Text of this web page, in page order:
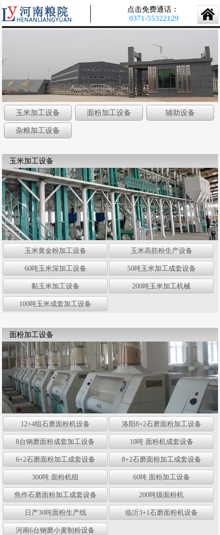
点击免费通话：
0371-55322129
玉米加工设备 面粉加工设备 辅助设备
杂粮加工设备
玉米加工设备
玉米黄金粉加工设备 玉米高筋粉生产设备
60吨玉米深加工设备 50吨玉米加工成套设备
黏玉米加工设备 200吨玉米加工机械
100吨玉米成套加工设备
面粉加工设备
12+4组石磨面粉机设备 洛阳8+2石磨面粉加工设备
8台钢磨面粉成套加工设备 10吨 面粉机成套设备
6+2石磨面粉加工成套设备 8+2石磨面粉加工成套设备
300吨 面粉机组 60吨 面粉加工设备
焦作石磨面粉加工成套设备 200吨级面粉机
日产30吨面粉生产线 临沂3+1石磨面粉机设备
河南6台钢磨小麦制粉设备